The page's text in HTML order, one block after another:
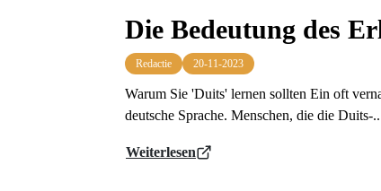
Die Bedeutung des
Redactie 20-11-2023
Warum Sie 'Duits' lernen sollten Ein oft
deutsche Sprache. Menschen, die die Duits-
Weiterlesen